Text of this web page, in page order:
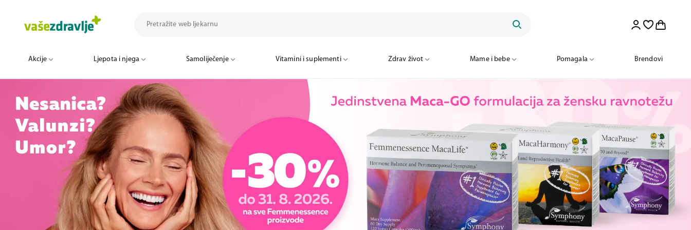
Akcije Ljepota i njega Samoliječenje Vitamini i suplementi Zdrav život Mame i bebe Pomagala Brendovi